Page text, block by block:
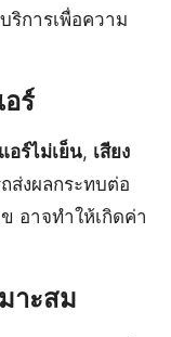
ริการเพื่อความ
ร์
แอร์ไม่เย็น, เสียง
ส่งผลกระทบต่อ
อาจทำให้เกิดค่า
าะสม